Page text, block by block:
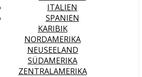
ITALIEN
SPANIEN
KARIBIK
NORDAMERIKA
NEUSEELAND
SÜDAMERIKA
ZENTRALAMERIKA